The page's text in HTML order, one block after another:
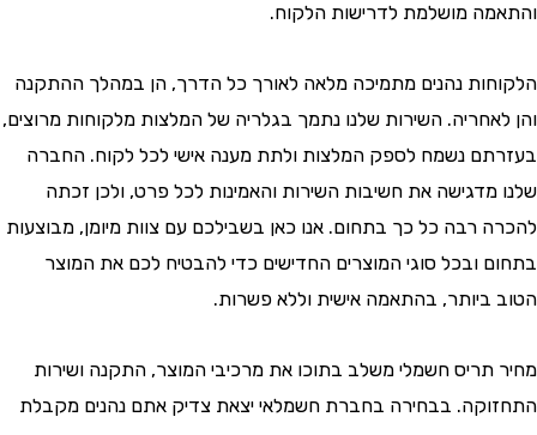
מושלמת לדרישות הלקוח.
נהנים מתמיכה מלאה לאורך כל הדרך, הן במהלך ההתקנה
השירות שלנו נתמך בגלריה של המלצות מלקוחות מרוצים,
נשמח לספק המלצות ולתת מענה אישי לכל לקוח. החברה
את חשיבות השירות והאמינות לכל פרט, ולכן זכתה
רבה כל כך בתחום. אנו כאן בשבילכם עם צוות מיומן, מבוצעות
ובכל סוגי המוצרים החדישים כדי להבטיח לכם את המוצר
בהתאמה אישית וללא פשרות.
חשמלי משלב בתוכו את מרכיבי המוצר, התקנה ושירות
בבחירה בחברת חשמלאי יצאת צדיק אתם נהנים מקבלת